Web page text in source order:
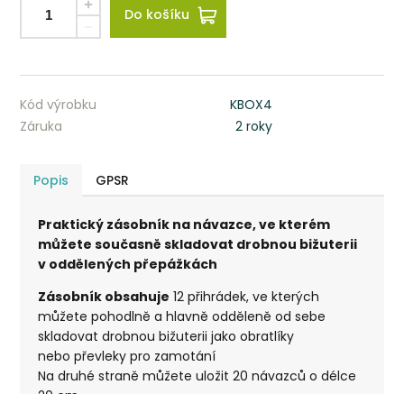
Do košíku
Kód výrobku
KBOX4
Záruka
2 roky
Popis GPSR
Praktický zásobník na návazce, ve kterém
můžete současně skladovat drobnou bižuterii
v oddělených přepážkách
Zásobník obsahuje 12 přihrádek, ve kterých
můžete pohodlně a hlavně odděleně od sebe
skladovat drobnou bižuterii jako obratlíky
nebo převleky pro zamotání
Na druhé straně můžete uložit 20 návazců o délce